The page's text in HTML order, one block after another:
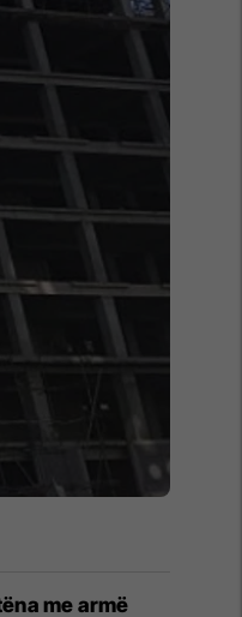
me armë